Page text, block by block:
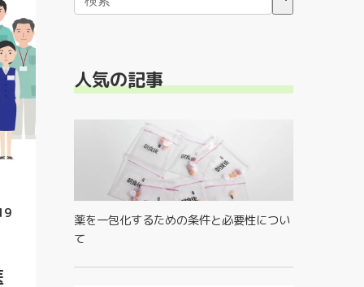
人気の記事
薬を一包化するための条件と必要性につい
て